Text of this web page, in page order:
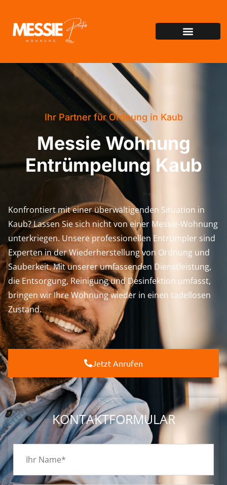
Ihr Partner für Ordnung in Kaub
Messie Wohnung
Entrümpelung Kaub
Konfrontiert mit einer überwältigenden Situation in
Kaub? Lassen Sie sich nicht von einer Messie-Wohnung
unterkriegen. Unsere professionellen Entrümpler sind
Experten in der Wiederherstellung von Ordnung und
Sauberkeit. Mit unserer umfassenden Dienstleistung,
die Entsorgung, Reinigung und Desinfektion umfasst,
bringen wir Ihre Wohnung wieder in einen tadellosen
Zustand.
Jetzt Anrufen
KONTAKTFORMULAR